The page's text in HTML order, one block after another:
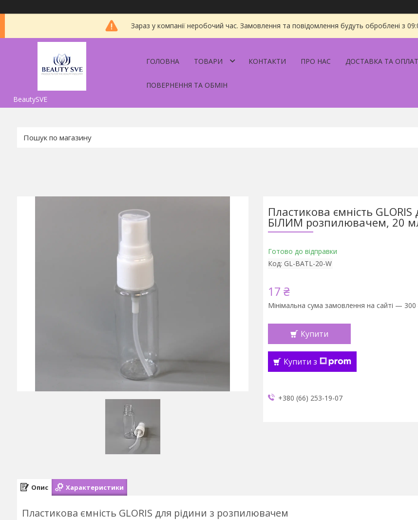
Зараз у компанії неробочий час. Замовлення та повідомлення будуть оброблені з
BeautySVE
ГОЛОВНА ТОВАРИ КОНТАКТИ ПРО НАС ДОСТАВКА ТА
ПОВЕРНЕННЯ ТА ОБМІН
Пластикова ємність GLORIS
БІЛИМ розпилювачем, 20
Готово до відправки
Код: GL-BATL-20-W
17 ₴
Мінімальна сума замовлення на сайті — 300
Купити
Купити з
+380 (66) 253-19-07
Опис Характеристики
Пластикова ємність GLORIS для рідини з розпилювачем